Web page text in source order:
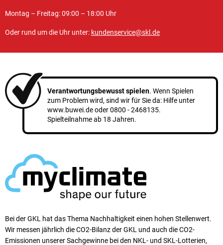
Montag – Freitag: 09:00 – 18:00 Uhr
Oder rund um die Uhr unter: kundenservice@skl.de
Verantwortungsbewusst spielen. Wenn Spielen
zum Problem wird, sind wir für Sie da: Hilfe unter
www.buwei.deoder0800 - 2468135.
Spielteilnahme ab 18 Jahren.
Bei der GKL hat das Thema Nachhaltigkeit einen ho­hen Stellen­wert.
Wir messen jährlich die CO2-Bilanz der GKL und auch die CO2-
Emissionen unserer Sach­ge­winne bei den NKL- und SKL-Lotterien,